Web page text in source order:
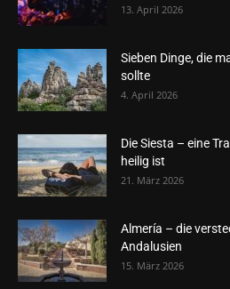
13. April 2026
Sieben Dinge, die
sollte
4. April 2026
Die Siesta – eine
heilig ist
21. März 2026
Almería – die
Andalusien
15. März 2026